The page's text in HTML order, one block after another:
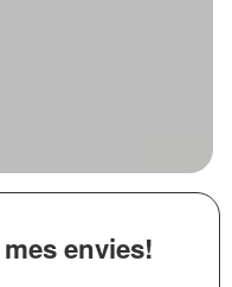
envies!